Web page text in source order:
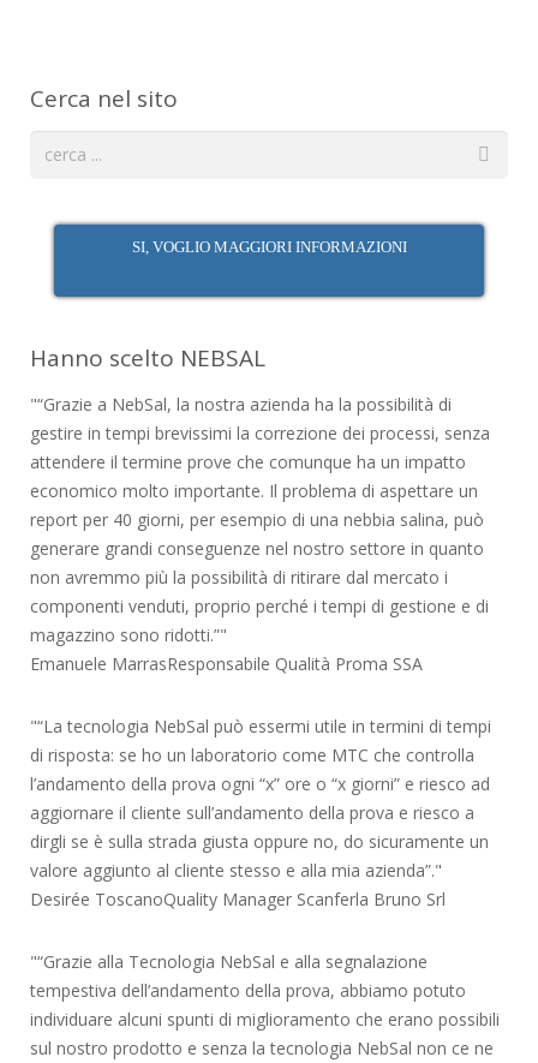
Cerca nel sito
SI, VOGLIO MAGGIORI INFORMAZIONI
Hanno scelto NEBSAL
“Grazie a NebSal, la nostra azienda ha la possibilità di
gestire in tempi brevissimi la correzione dei processi, senza
attendere il termine prove che comunque ha un impatto
economico molto importante. Il problema di aspettare un
report per 40 giorni, per esempio di una nebbia salina, può
generare grandi conseguenze nel nostro settore in quanto
non avremmo più la possibilità di ritirare dal mercato i
componenti venduti, proprio perché i tempi di gestione e di
magazzino sono ridotti.”
Emanuele MarrasResponsabile Qualità Proma SSA
“La tecnologia NebSal può essermi utile in termini di tempi
di risposta: se ho un laboratorio come MTC che controlla
l’andamento della prova ogni “x” ore o “x giorni” e riesco ad
aggiornare il cliente sull’andamento della prova e riesco a
dirgli se è sulla strada giusta oppure no, do sicuramente un
valore aggiunto al cliente stesso e alla mia azienda”.
Desirée ToscanoQuality Manager Scanferla Bruno Srl
“Grazie alla Tecnologia NebSal e alla segnalazione
tempestiva dell’andamento della prova, abbiamo potuto
individuare alcuni spunti di miglioramento che erano possibili
sul nostro prodotto e senza la tecnologia NebSal non ce ne